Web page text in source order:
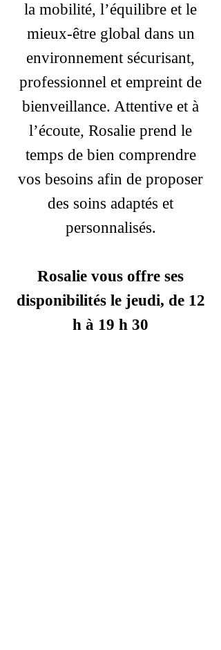
la mobilité, l’équilibre et le
mieux-être global dans un
environnement sécurisant,
professionnel et empreint de
bienveillance. Attentive et à
l’écoute, Rosalie prend le
temps de bien comprendre
vos besoins afin de proposer
des soins adaptés et
personnalisés.
Rosalie vous offre ses
disponibilités le jeudi, de 12
h à 19 h 30